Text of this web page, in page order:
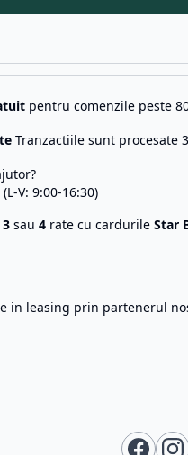
pentru comenzile peste
Tranzactiile sunt procesate
(L-V: 9:00-16:30)
3 sau 4 rate cu cardurile Star
in leasing prin partenerul